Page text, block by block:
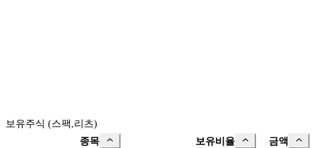
보유주식 (스팩,리츠)
종목
보유비율 금액